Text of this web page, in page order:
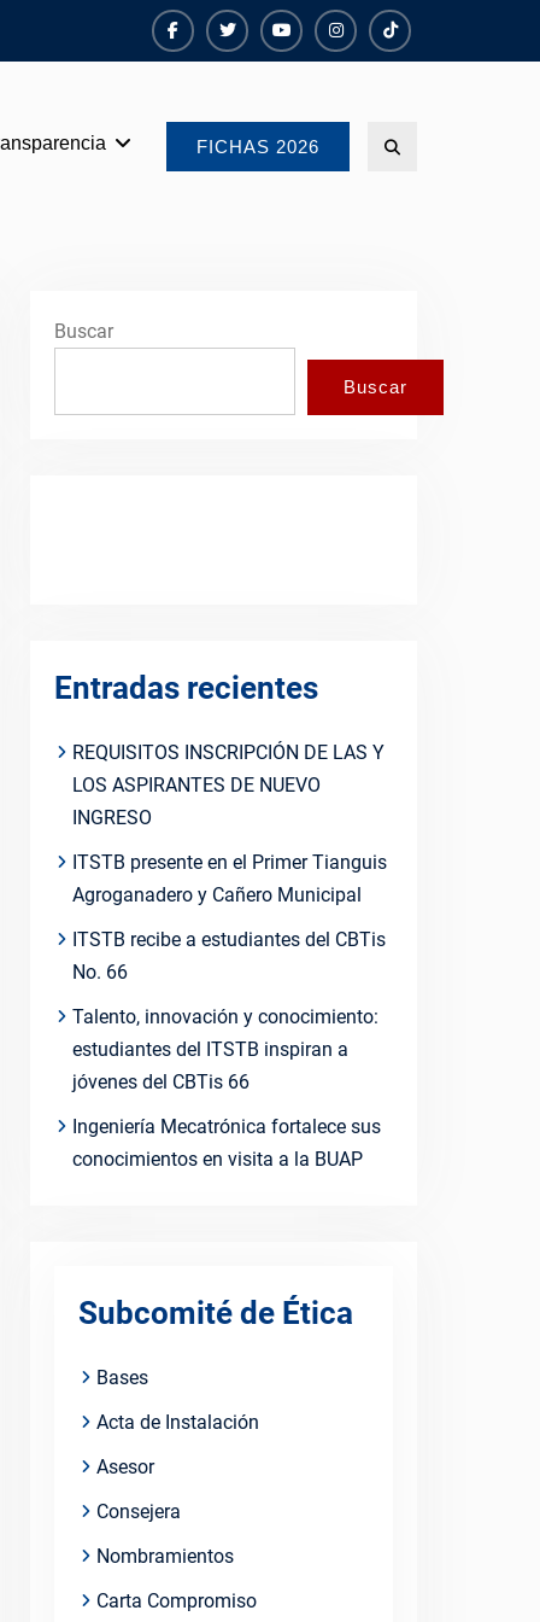
FacebookTwiterYoutubeinstagram
TikTok
FICHAS 2026
Buscar
Buscar
Entradas recientes
REQUISITOS INSCRIPCIÓN DE LAS Y
LOS ASPIRANTES DE NUEVO
INGRESO
ITSTB presente en el Primer Tianguis
Agroganadero y Cañero Municipal
ITSTB recibe a estudiantes del CBTis
No. 66
Talento, innovación y conocimiento:
estudiantes del ITSTB inspiran a
jóvenes del CBTis 66
Ingeniería Mecatrónica fortalece sus
conocimientos en visita a la BUAP
Subcomité de Ética
Bases
Acta de Instalación
Asesor
Consejera
Nombramientos
Carta Compromiso